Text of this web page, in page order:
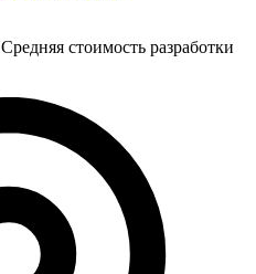
Средняя стоимость разработки